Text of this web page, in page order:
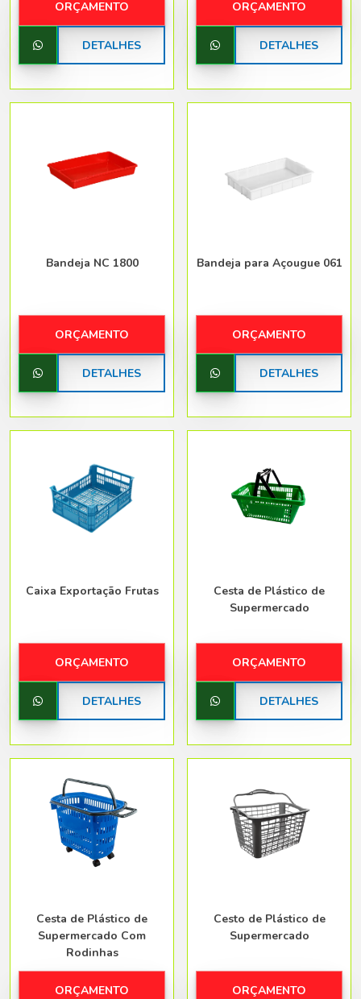
ORÇAMENTO
DETALHES
ORÇAMENTO
DETALHES
Bandeja NC 1800
ORÇAMENTO
DETALHES
Bandeja para Açougue 061
ORÇAMENTO
DETALHES
Caixa Exportação Frutas
ORÇAMENTO
DETALHES
Cesta de Plástico de
Supermercado
ORÇAMENTO
DETALHES
Cesta de Plástico de
Supermercado Com
Rodinhas
ORÇAMENTO
Cesto de Plástico de
Supermercado
ORÇAMENTO